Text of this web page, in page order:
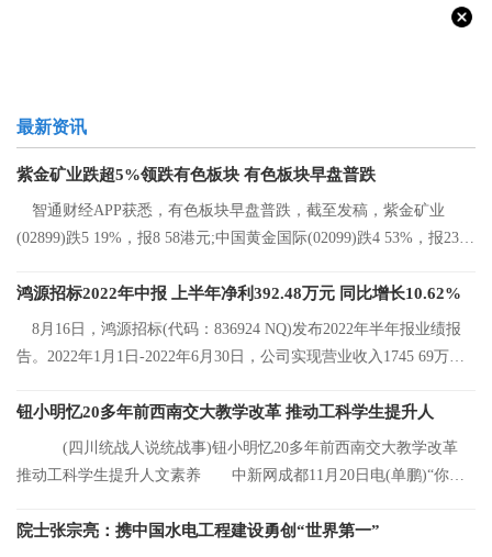
最新资讯
紫金矿业跌超5%领跌有色板块 有色板块早盘普跌
智通财经APP获悉，有色板块早盘普跌，截至发稿，紫金矿业
(02899)跌5 19%，报8 58港元;中国黄金国际(02099)跌4 53%，报23 2
鸿源招标2022年中报 上半年净利392.48万元 同比增长10.62%
8月16日，鸿源招标(代码：836924 NQ)发布2022年半年报业绩报
告。2022年1月1日-2022年6月30日，公司实现营业收入1745 69万
钮小明忆20多年前西南交大教学改革 推动工科学生提升人
(四川统战人说统战事)钮小明忆20多年前西南交大教学改革
推动工科学生提升人文素养 中新网成都11月20日电(单鹏)“你们
院士张宗亮：携中国水电工程建设勇创“世界第一”